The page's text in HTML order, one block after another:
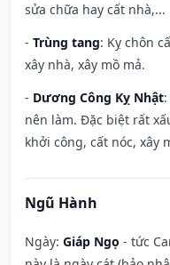
sửa chữa hay cất nhà,...
- Trùng tang: Kỵ chôn
xây nhà, xây mồ mả.
- Dương Công Kỵ Nhật
nên làm. Đặc biệt rất
khởi công, cất nóc, xây
Ngũ Hành
Ngày: Giáp Ngọ - tức